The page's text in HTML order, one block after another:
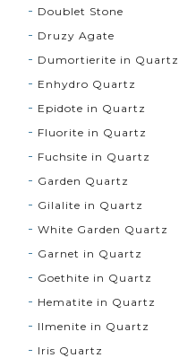
Doublet Stone
Druzy Agate
Dumortierite in Quartz
Enhydro Quartz
Epidote in Quartz
Fluorite in Quartz
Fuchsite in Quartz
Garden Quartz
Gilalite in Quartz
White Garden Quartz
Garnet in Quartz
Goethite in Quartz
Hematite in Quartz
Ilmenite in Quartz
Iris Quartz